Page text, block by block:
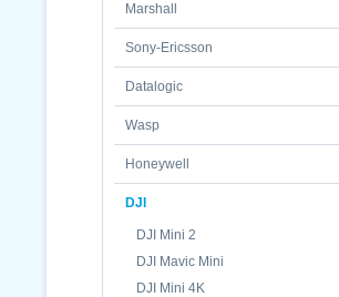
Marshall
Sony-Ericsson
Datalogic
Wasp
Honeywell
DJI
DJI Mini 2
DJI Mavic Mini
DJI Mini 4K